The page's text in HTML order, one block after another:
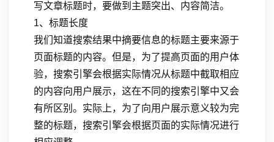
写文章标题时，要做到主题突出、内容简洁。
1、标题长度
我们知道搜索结果中摘要信息的标题主要来源于
页面标题的内容。但是，为了提高页面的用户体
验，搜索引擎会根据实际情况从标题中截取相应
的内容向用户展示，这在不同的搜索引擎中又会
有所区别。实际上，为了向用户展示意义较为完
整的标题，搜索引擎会根据页面的实际情况进行